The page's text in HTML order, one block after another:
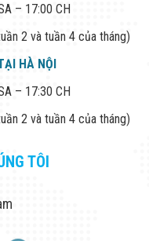
– 17:00 CH
2 và tuần 4 của tháng)
HÀ NỘI
– 17:30 CH
2 và tuần 4 của tháng)
TÔI